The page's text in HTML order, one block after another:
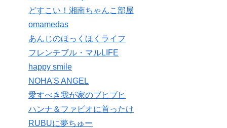
どすこい！湘南ちゃんこ部屋
omamedas
あんじのほっくほくライフ
フレンチブル・マルLIFE
happy smile
NOHA'S ANGEL
愛すべき我が家のブヒブヒ
ハンナ＆ファビオに首ったけ
RUBUに夢ちゅー